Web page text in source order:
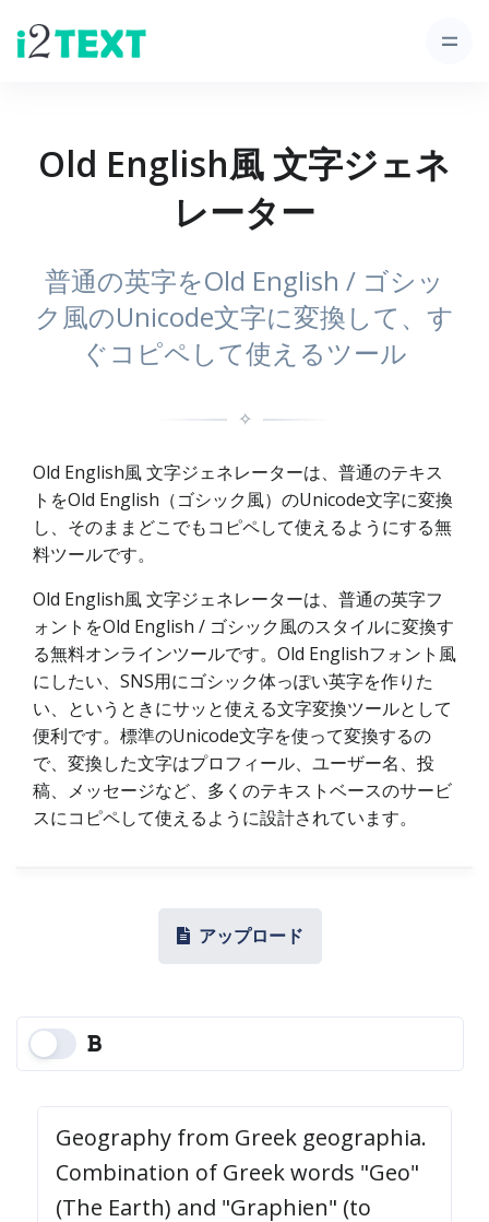
Old English風 文字ジェネ
レーター
普通の英字をOld English / ゴシッ
ク風のUnicode文字に変換して、す
ぐコピペして使えるツール
✧
Old English風 文字ジェネレーターは、普通のテキス
トをOld English（ゴシック風）のUnicode文字に変換
し、そのままどこでもコピペして使えるようにする無
料ツールです。
Old English風 文字ジェネレーターは、普通の英字フ
ォントをOld English / ゴシック風のスタイルに変換す
る無料オンラインツールです。Old Englishフォント風
にしたい、SNS用にゴシック体っぽい英字を作りた
い、というときにサッと使える文字変換ツールとして
便利です。標準のUnicode文字を使って変換するの
で、変換した文字はプロフィール、ユーザー名、投
稿、メッセージなど、多くのテキストベースのサービ
スにコピペして使えるように設計されています。
アップロード